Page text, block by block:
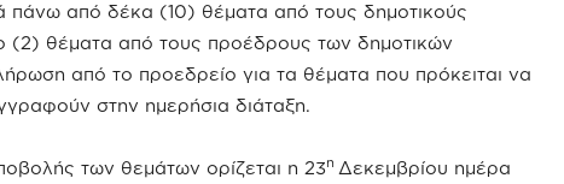
από δέκα (10) θέματα από τους δημοτικούς
θέματα από τους προέδρους των δημοτικών
από το προεδρείο για τα θέματα που πρόκειται να
στην ημερήσια διάταξη.
των θεμάτων ορίζεται η 23η Δεκεμβρίου ημέρα